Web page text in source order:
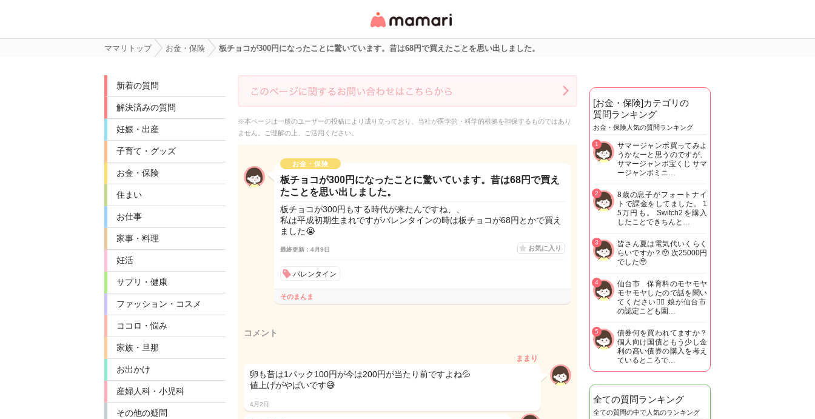
リ・情報サイト
ママリトップ お金・保険 板チョコが300円になったことに驚いています。昔は68円で買えたことを思い出しました。
新着の質問
解決済みの質問
妊娠・出産
子育て・グッズ
お金・保険
住まい
お仕事
家事・料理
妊活
サプリ・健康
ファッション・コスメ
ココロ・悩み
家族・旦那
お出かけ
産婦人科・小児科
その他の疑問
※本ページは一般のユーザーの投稿により成り立っており、当社が医学的・科学的根拠を担保するものではあり
ません。ご理解の上、ご活用ください。
お金・保険
板チョコが300円になったことに驚いています。昔は68円で買え
たことを思い出しました。
板チョコが300円もする時代が来たんですね、、
私は平成初期生まれですがバレンタインの時は板チョコが68円とかで買え
ました😭
最終更新：4月9日 お気に入り
バレンタイン
そのまんま
コメント
ままり
卵も昔は1パック100円が今は200円が当たり前ですよね💦
値上げがやばいです😅
4月2日
[お金・保険]カテゴリの
質問ランキング
お金・保険人気の質問ランキング
サマージャンボ買ってみよ
うかなーと思うのですが、
サマージャンボ宝くじ サマ
ージャンボミニ…
1
8歳の息子がフォートナイ
トで課金をしてました。 1
5万円も。 Switch2を購入
したことできちんと…
2
皆さん夏は電気代いくらく
らいですか？🥹 次25000円
でした🥹
3
仙台市 保育料のモヤモヤ
モヤモヤしたので話を聞い
てください🙇‍♀️ 娘が仙台市
の認定こども園…
4
債券何を買われてますか？
個人向け国債ともう少し金
利の高い債券の購入を考え
ているところで…
5
全ての質問ランキング
全ての質問の中で人気のランキング